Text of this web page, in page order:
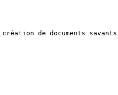
de documents savants